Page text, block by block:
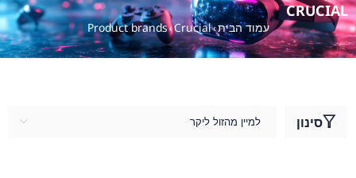
CRUCIAL
עמוד הבית›
Product brands›Crucial
סינון למיין מהזול ליקר